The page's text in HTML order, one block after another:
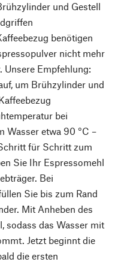
und Gestell
benötigen
nicht mehr
Unsere Empfehlung:
um Brühzylinder und
bei
Wasser etwa 90 °C –
für Schritt zum
Sie Ihr Espressomehl
Bei
Sie bis zum Rand
Mit Anheben des
sodass das Wasser mit
Jetzt beginnt die
die ersten